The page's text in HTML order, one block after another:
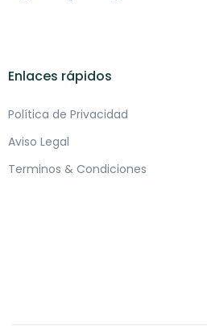
Enlaces rápidos
Política de Privacidad
Aviso Legal
Terminos & Condiciones